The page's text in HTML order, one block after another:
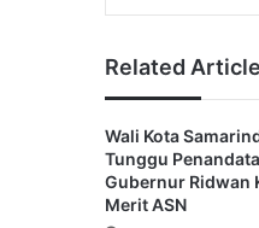
Related
Wali Kota
Tunggu
Gubernur Ridwan
Merit ASN